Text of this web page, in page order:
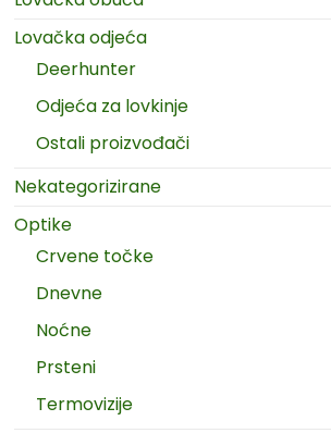
Lovačka odjeća
Deerhunter
Odjeća za lovkinje
Ostali proizvođači
Nekategorizirane
Optike
Crvene točke
Dnevne
Noćne
Prsteni
Termovizije